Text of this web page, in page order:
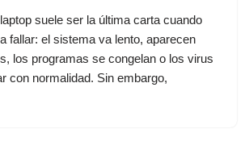
suele ser la última carta cuando
fallar: el sistema va lento, aparecen
los programas se congelan o los virus
con normalidad. Sin embargo,